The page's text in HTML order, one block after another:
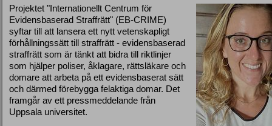
Projektet "Internationellt Centrum för
Evidensbaserad Straffrätt" (EB-CRIME)
syftar till att lansera ett nytt vetenskapligt
förhållningssätt till straffrätt - evidensbaserad
straffrätt som är tänkt att bidra till riktlinjer
som hjälper poliser, åklagare, rättsläkare och
domare att arbeta på ett evidensbaserat sätt
och därmed förebygga felaktiga domar. Det
framgår av ett pressmeddelande från
Uppsala universitet.